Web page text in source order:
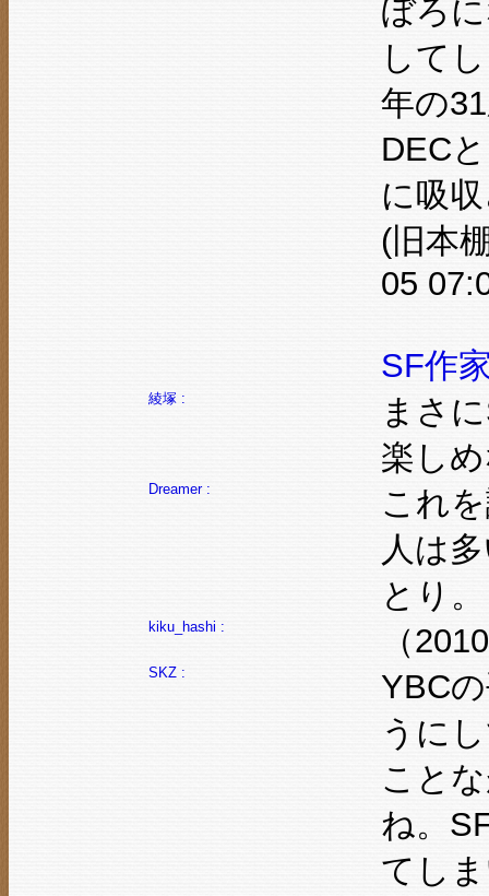
ぼろ
して
年の
DEC
に吸
(旧本
05
SF作
綾塚 :
まさ
楽し
Dreamer :
これ
人は
とり。
kiku_hashi : （
SKZ :
YBC
うに
こと
ね。
てし